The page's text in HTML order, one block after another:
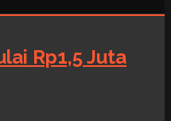
Rp1,5 Juta